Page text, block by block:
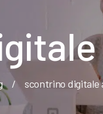
/ scontrino digitale